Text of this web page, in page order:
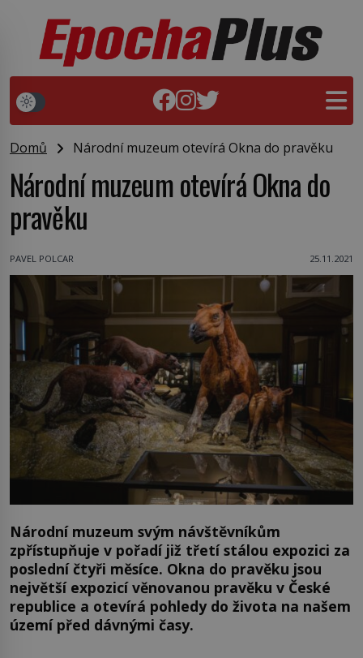
Domů Národní muzeum otevírá Okna do pravěku
Národní muzeum otevírá Okna do
pravěku
PAVEL POLCAR 25.11.2021
Národní muzeum svým návštěvníkům
zpřístupňuje v pořadí již třetí stálou expozici za
poslední čtyři měsíce. Okna do pravěku jsou
největší expozicí věnovanou pravěku v České
republice a otevírá pohledy do života na našem
území před dávnými časy.